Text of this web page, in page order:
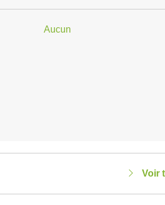
Aucun
Voir